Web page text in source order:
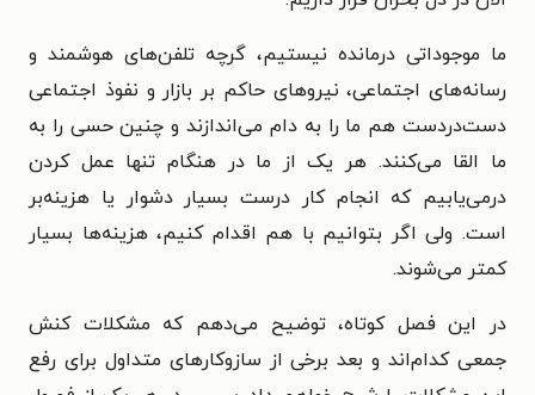
ما موجوداتی درمانده نیستیم، گرچه تلفن‌های هوشمند و
رسانه‌های اجتماعی، نیروهای حاکم بر بازار و نفوذ اجتماعی
دست‌دردست هم ما را به دام می‌اندازند و چنین حسی را به
ما القا می‌کنند. هر یک از ما در هنگام تنها عمل کردن
درمی‌یابیم که انجام کار درست بسیار دشوار یا هزینه‌بر
است. ولی اگر بتوانیم با هم اقدام کنیم، هزینه‌ها بسیار
کمتر می‌شوند.
در این فصل کوتاه، توضیح می‌دهم که مشکلات کنش
جمعی کدام‌اند و بعد برخی از سازوکارهای متداول برای رفع